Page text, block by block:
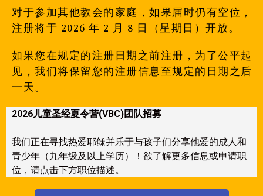
对于参加其他教会的家庭，如果届时仍有空位，
注册将于 2026 年 2 月 8 日（星期日）开放。
如果您在规定的注册日期之前注册，为了公平起
见，我们将保留您的注册信息至规定的日期之后
一天。
2026儿童圣经夏令营(VBC)团队招募
我们正在寻找热爱耶稣并乐于与孩子们分享他爱的成人和
青少年（九年级及以上学历）！欲了解更多信息或申请职
位，请点击下方职位描述。